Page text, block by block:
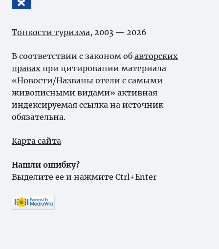
Тонкости туризма, 2003 — 2026
В соответствии с законом об авторских
правах при цитировании материала
«Новости/Названы отели с самыми
живописными видами» активная
индексируемая ссылка на источник
обязательна.
Карта сайта
Нашли ошибку?
Выделите ее и нажмите Ctrl+Enter